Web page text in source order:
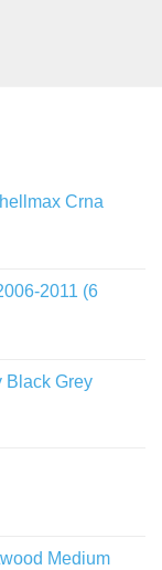
Crna
2011 (6
Black Grey
Medium